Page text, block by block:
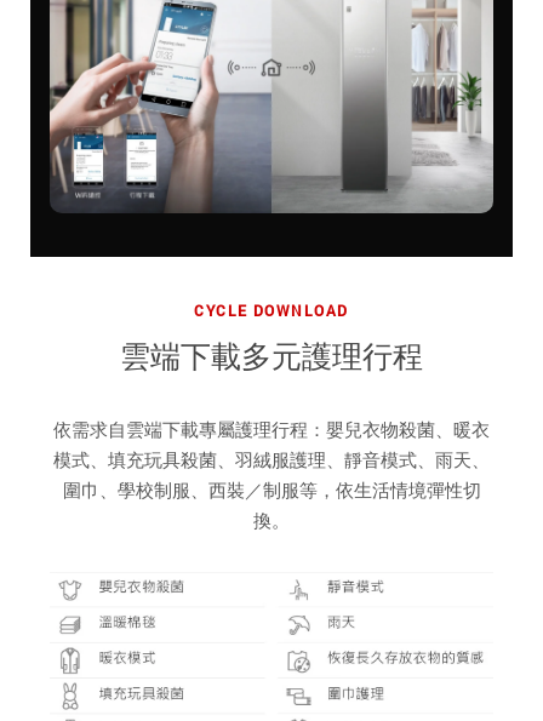
CYCLE DOWNLOAD
雲端下載多元護理行程
依需求自雲端下載專屬護理行程：嬰兒衣物殺菌、暖衣
模式、填充玩具殺菌、羽絨服護理、靜音模式、雨天、
圍巾、學校制服、西裝／制服等，依生活情境彈性切
換。